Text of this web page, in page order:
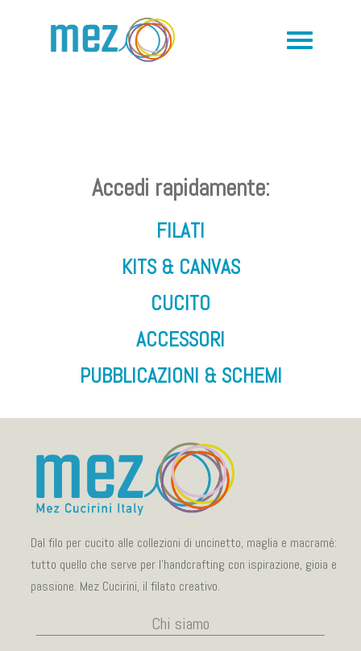
Accedi rapidamente:
FILATI
KITS & CANVAS
CUCITO
ACCESSORI
PUBBLICAZIONI & SCHEMI
Dal filo per cucito alle collezioni di uncinetto, maglia e macramé:
tutto quello che serve per l’handcrafting con ispirazione, gioia e
passione. Mez Cucirini, il filato creativo.
Chi siamo